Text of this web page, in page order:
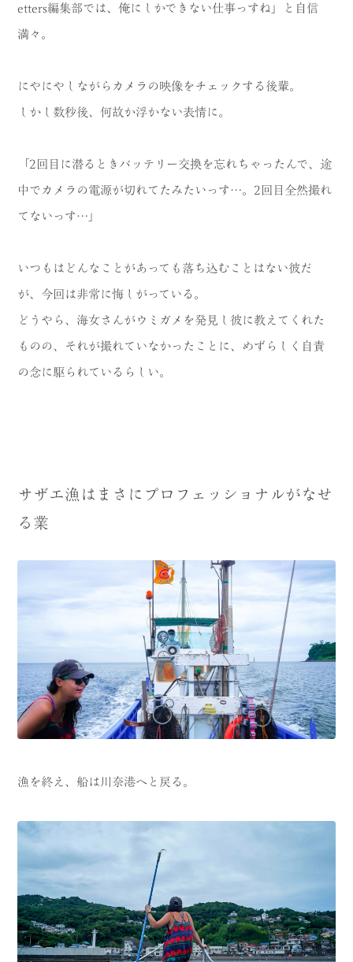
etters編集部では、俺にしかできない仕事っすね」と自信
満々。
にやにやしながらカメラの映像をチェックする後輩。
しかし数秒後、何故か浮かない表情に。
「2回目に潜るときバッテリー交換を忘れちゃったんで、途
中でカメラの電源が切れてたみたいっす…。2回目全然撮れ
てないっす…」
いつもはどんなことがあっても落ち込むことはない彼だ
が、今回は非常に悔しがっている。
どうやら、海女さんがウミガメを発見し彼に教えてくれた
ものの、それが撮れていなかったことに、めずらしく自責
の念に駆られているらしい。
サザエ漁はまさにプロフェッショナルがなせ
る業
漁を終え、船は川奈港へと戻る。